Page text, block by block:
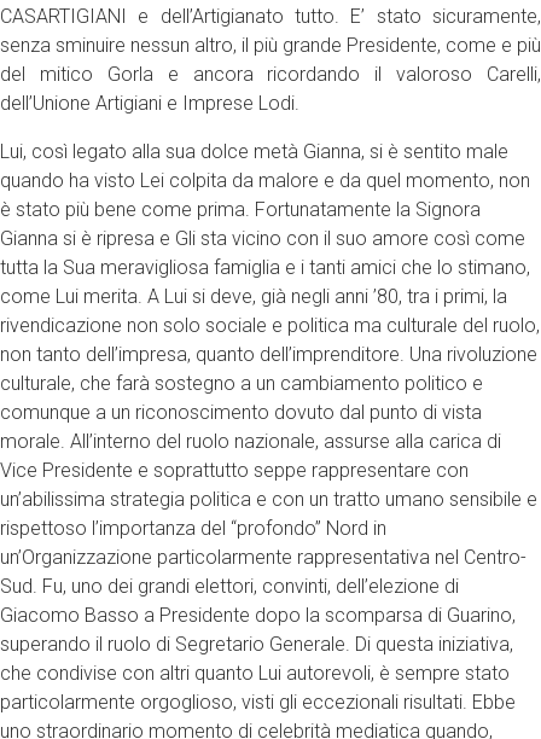
CASARTIGIANI e dell’Artigianato tutto. E’ stato sicuramente,
senza sminuire nessun altro, il più grande Presidente, come e più
del mitico Gorla e ancora ricordando il valoroso Carelli,
dell’Unione Artigiani e Imprese Lodi.
Lui, così legato alla sua dolce metà Gianna, si è sentito male
quando ha visto Lei colpita da malore e da quel momento, non
è stato più bene come prima. Fortunatamente la Signora
Gianna si è ripresa e Gli sta vicino con il suo amore così come
tutta la Sua meravigliosa famiglia e i tanti amici che lo stimano,
come Lui merita. A Lui si deve, già negli anni ’80, tra i primi, la
rivendicazione non solo sociale e politica ma culturale del ruolo,
non tanto dell’impresa, quanto dell’imprenditore. Una rivoluzione
culturale, che farà sostegno a un cambiamento politico e
comunque a un riconoscimento dovuto dal punto di vista
morale. All’interno del ruolo nazionale, assurse alla carica di
Vice Presidente e soprattutto seppe rappresentare con
un’abilissima strategia politica e con un tratto umano sensibile e
rispettoso l’importanza del “profondo” Nord in
un’Organizzazione particolarmente rappresentativa nel Centro-
Sud. Fu, uno dei grandi elettori, convinti, dell’elezione di
Giacomo Basso a Presidente dopo la scomparsa di Guarino,
superando il ruolo di Segretario Generale. Di questa iniziativa,
che condivise con altri quanto Lui autorevoli, è sempre stato
particolarmente orgoglioso, visti gli eccezionali risultati. Ebbe
uno straordinario momento di celebrità mediatica quando,